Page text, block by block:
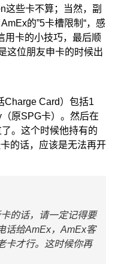
这些卡不算；当然，副
的”5卡槽限制“，感
用卡的小技巧，最后顺
这位朋友申卡的时候出
Charge Card）包括1
原SPG卡）。然后在
。这个时候他持有的
的话，应该是无法再开
的话，请一定记得要
话给AmEx，AmEx客
卡才行。这时候你再